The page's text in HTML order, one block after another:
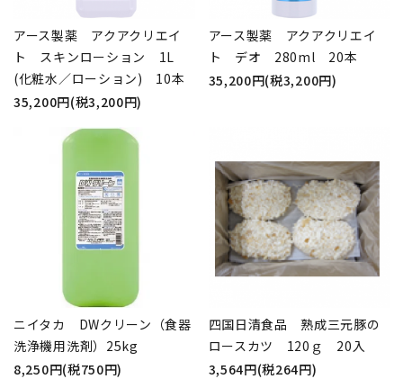
アース製薬 アクアクリエイ
ト スキンローション 1L
(化粧水／ローション) 10本
35,200円(税3,200円)
アース製薬 アクアクリエイ
ト デオ 280ml 20本
35,200円(税3,200円)
ニイタカ DWクリーン（食器
洗浄機用洗剤）25kg
8,250円(税750円)
四国日清食品 熟成三元豚の
ロースカツ 120ｇ 20入
3,564円(税264円)